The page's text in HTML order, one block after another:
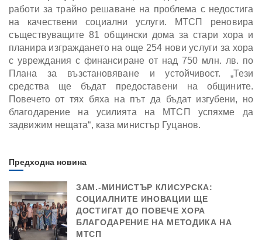
работи за трайно решаване на проблема с недостига
на качествени социални услуги. МТСП реновира
съществуващите 81 общински дома за стари хора и
планира изграждането на още 254 нови услуги за хора
с увреждания с финансиране от над 750 млн. лв. по
Плана за възстановяване и устойчивост. „Тези
средства ще бъдат предоставени на общините.
Повечето от тях бяха на път да бъдат изгубени, но
благодарение на усилията на МТСП успяхме да
задвижим нещата“, каза министър Гуцанов.
Предходна новина
ЗАМ.-МИНИСТЪР КЛИСУРСКА:
СОЦИАЛНИТЕ ИНОВАЦИИ ЩЕ
ДОСТИГАТ ДО ПОВЕЧЕ ХОРА
БЛАГОДАРЕНИЕ НА МЕТОДИКА НА
МТСП